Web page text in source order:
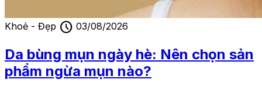
Khoẻ - Đẹp schedule 03/08/2026
Da bùng mụn ngày hè: Nên chọn sản
phẩm ngừa mụn nào?